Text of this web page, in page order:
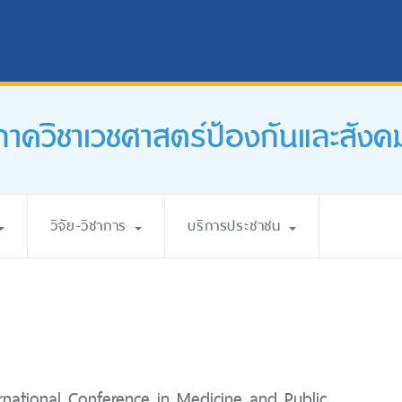
ควิชาเวชศาสตร์ป้องกันและสัง
วิจัย-วิชาการ บริการประชาชน